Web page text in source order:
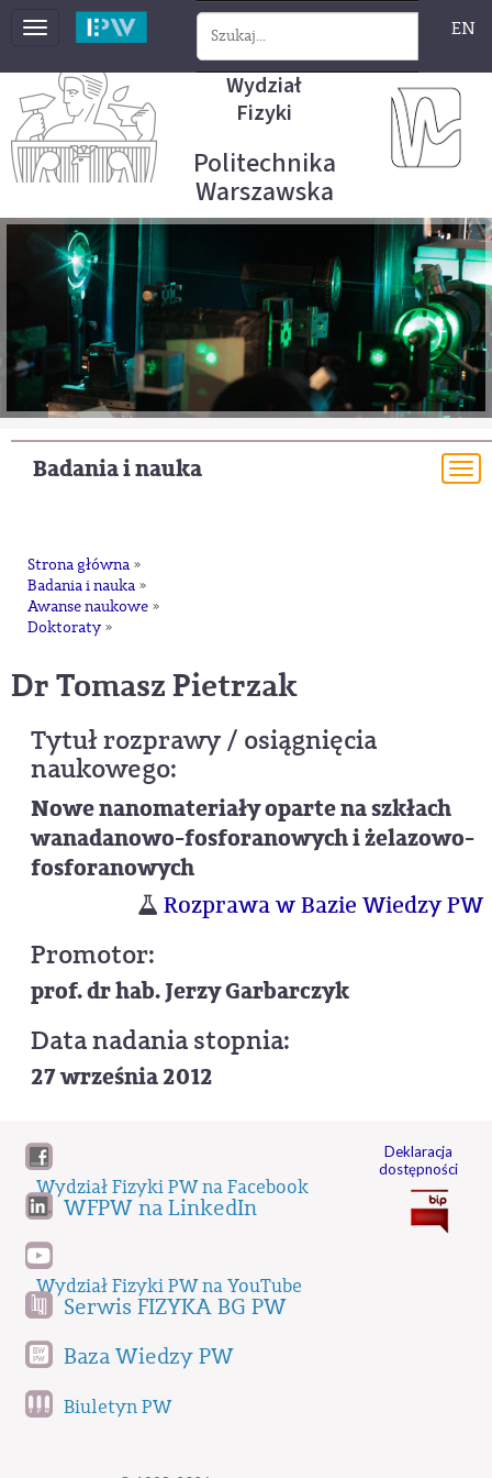
Toggle
EN
Wydział
Fizyki
Politechnika
Warszawska
Badania i nauka
Strona główna »
Badania i nauka »
Awanse naukowe »
Doktoraty »
dr Tomasz Pietrzak
Tytuł rozprawy / osiągnięcia
naukowego:
Nowe nanomateriały oparte na szkłach
wanadanowo-fosforanowych i żelazowo-
fosforanowych
Rozprawa w Bazie Wiedzy PW
Promotor:
prof. dr hab. Jerzy Garbarczyk
Data nadania stopnia:
27 września 2012
Wydział Fizyki PW na Facebook
WFPW na LinkedIn
Wydział Fizyki PW na YouTube
Serwis FIZYKA BG PW
Baza Wiedzy PW
Biuletyn PW
Deklaracja
dostępności